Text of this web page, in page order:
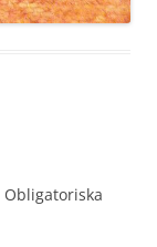
Obligatoriska